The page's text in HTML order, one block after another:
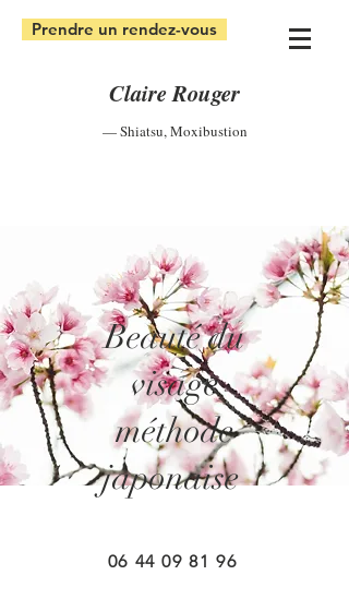
Prendre un rendez-vous
Claire Rouger
— Shiatsu,Moxibustion
Beauté du
visage
méthode
japonaise
06 44 09 81 96